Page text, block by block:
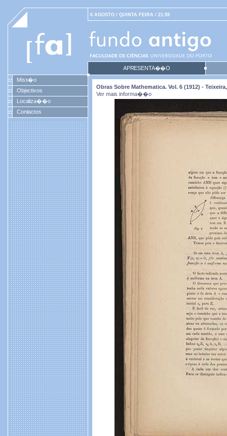
6 AGOSTO / QUINTA FEIRA / 21:59
APRESENTA��O
Miss�o
Objectivos
Localiza��o
Contactos
Obras Sobre Mathematica. Vol. 6 (1912) -
Ver mais informa��o